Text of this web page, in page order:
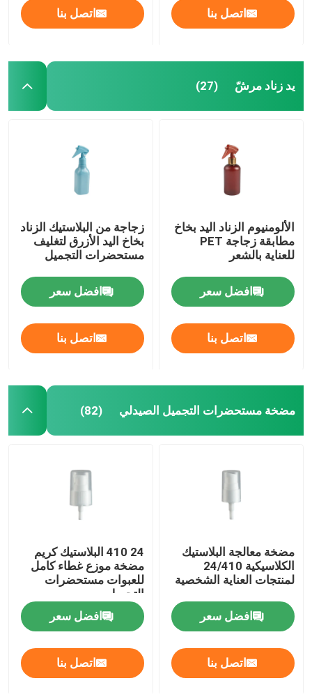
اتصل بنا اتصل بنا
يد زناد مرشّ (27)
الألومنيوم الزناد اليد بخاخ
مطابقة زجاجة PET
للعناية بالشعر
افضل سعر
اتصل بنا
زجاجة من البلاستيك الزناد
بخاخ اليد الأزرق لتغليف
مستحضرات التجميل
افضل سعر
اتصل بنا
مضخة مستحضرات التجميل الصيدلي (82)
مضخة معالجة البلاستيك
الكلاسيكية 24/410
لمنتجات العناية الشخصية
افضل سعر
اتصل بنا
24 410 البلاستيك كريم
مضخة موزع غطاء كامل
للعبوات مستحضرات
التجميل
افضل سعر
اتصل بنا